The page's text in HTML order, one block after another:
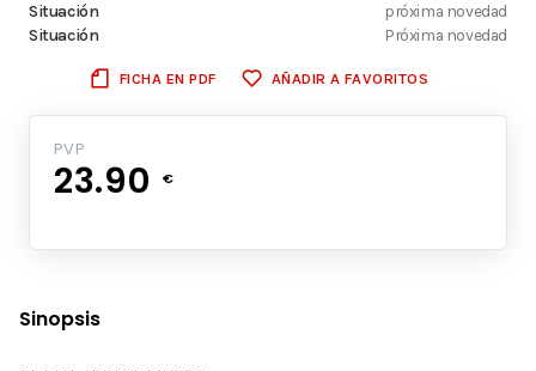
Situación
próxima novedad
Situación
Próxima novedad
FICHA EN PDF AÑADIR A FAVORITOS
PVP
23.90 €
Sinopsis